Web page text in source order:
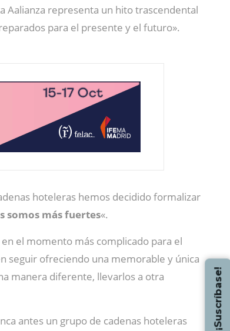
Aalianza representa un hito trascendental
para el presente y el futuro».
hoteleras hemos decidido formalizar
somos más fuertes«.
el momento más complicado para el
seguir ofreciendo una memorable y única
manera diferente, llevarlos a otra
antes un grupo de cadenas hoteleras
¡Suscríbase!